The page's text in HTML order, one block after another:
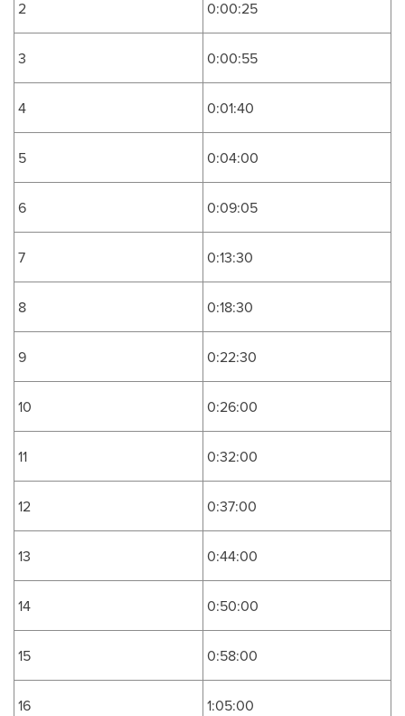
2 0:00:25
3 0:00:55
4 0:01:40
5 0:04:00
6 0:09:05
7 0:13:30
8 0:18:30
9 0:22:30
10 0:26:00
11 0:32:00
12 0:37:00
13 0:44:00
14 0:50:00
15 0:58:00
16 1:05:00